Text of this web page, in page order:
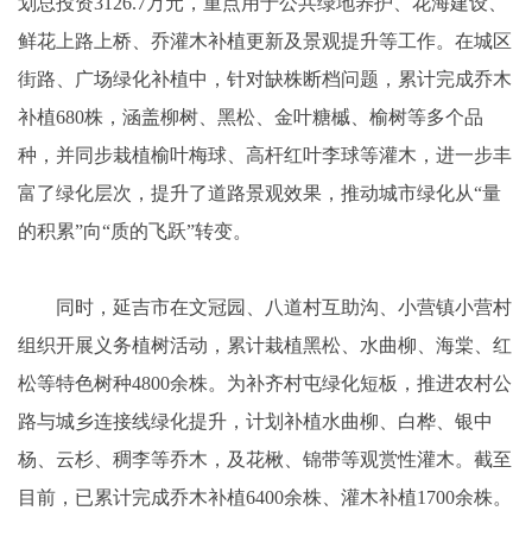
鲜花上路上桥、乔灌木补植更新及景观提升等工作。在城区
街路、广场绿化补植中，针对缺株断档问题，累计完成乔木
补植680株，涵盖柳树、黑松、金叶糖槭、榆树等多个品
种，并同步栽植榆叶梅球、高杆红叶李球等灌木，进一步丰
富了绿化层次，提升了道路景观效果，推动城市绿化从“量
的积累”向“质的飞跃”转变。
同时，延吉市在文冠园、八道村互助沟、小营镇小营村
组织开展义务植树活动，累计栽植黑松、水曲柳、海棠、红
松等特色树种4800余株。为补齐村屯绿化短板，推进农村公
路与城乡连接线绿化提升，计划补植水曲柳、白桦、银中
杨、云杉、稠李等乔木，及花楸、锦带等观赏性灌木。截至
目前，已累计完成乔木补植6400余株、灌木补植1700余株。